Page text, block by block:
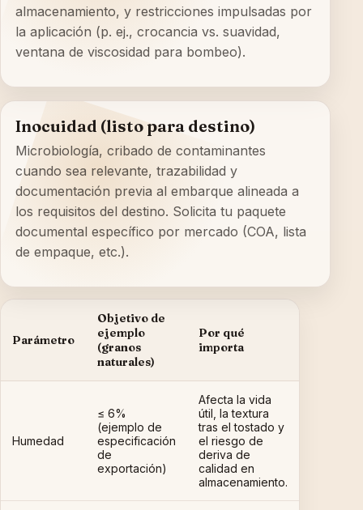
almacenamiento, y restricciones impulsadas por
la aplicación (p. ej., crocancia vs. suavidad,
ventana de viscosidad para bombeo).
Inocuidad (listo para destino)
Microbiología, cribado de contaminantes
cuando sea relevante, trazabilidad y
documentación previa al embarque alineada a
los requisitos del destino. Solicita tu paquete
documental específico por mercado (COA, lista
de empaque, etc.).
Parámetro
Objetivo de
ejemplo
(granos
naturales)
Por qué
importa
Humedad
≤ 6%
(ejemplo de
especificación
de
exportación)
Afecta la vida
útil, la textura
tras el tostado y
el riesgo de
deriva de
calidad en
almacenamiento.